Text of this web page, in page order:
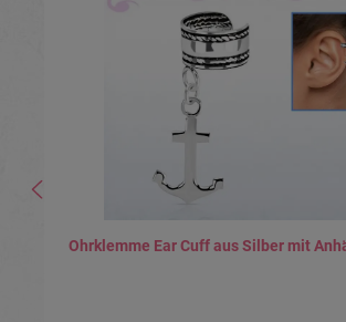
Ohrklemme Ear Cuff aus Silber mit